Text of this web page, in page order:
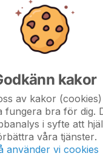
kakor
av kakor
fungera bra för dig.
i syfte att
våra tjänster.
använder vi cookies